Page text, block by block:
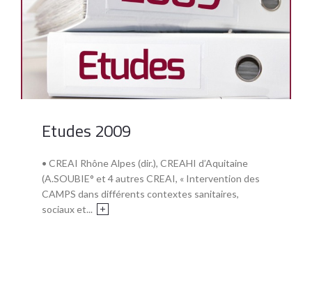
Etudes 2009
• CREAI Rhône Alpes (dir.), CREAHI d’Aquitaine
(A.SOUBIE° et 4 autres CREAI, « Intervention des
CAMPS dans différents contextes sanitaires,
sociaux et...